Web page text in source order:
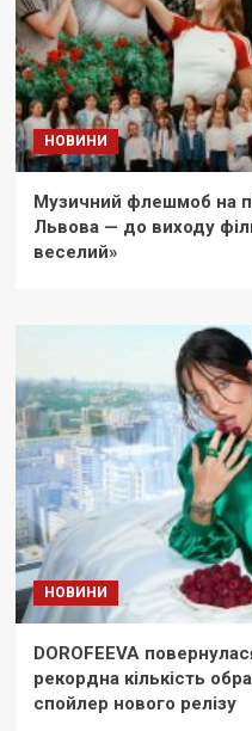
НОВИНИ
Музичний флешмоб на
Львова — до виходу
веселий»
НОВИНИ
DOROFEEVA
рекордна кількість
спойлер нового релізу